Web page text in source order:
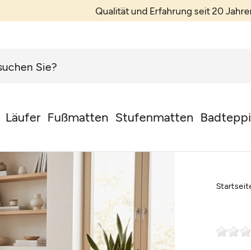
Qualität und Erfahrung seit 20
Läufer Fußmatten Stufenmatten